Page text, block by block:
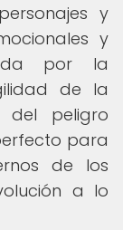
y
y
por la
de la
del peligro
para
de los
a lo